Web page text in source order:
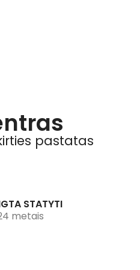
pastatas
STATYTI
metais